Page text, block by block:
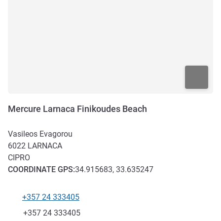
Mercure Larnaca Finikoudes Beach
Vasileos Evagorou
6022 LARNACA
CIPRO
COORDINATE GPS:34.915683, 33.635247
Telefono
+357 24 333405
Fax
+357 24 333405